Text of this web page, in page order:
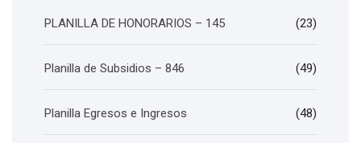
PLANILLA DE HONORARIOS – 145 (23)
Planilla de Subsidios – 846 (49)
Planilla Egresos e Ingresos (48)